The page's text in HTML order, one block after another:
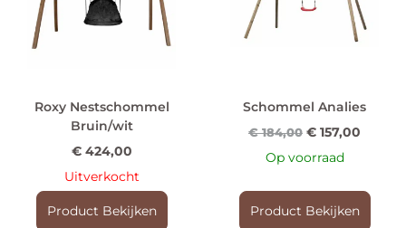
Roxy Nestschommel
Bruin/wit
€424,00
Uitverkocht
Product Bekijken
Schommel Analies
€184,00 € 157,00
Op voorraad
Product Bekijken